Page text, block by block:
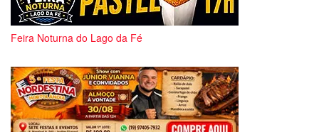
Feira Noturna do Lago da Fé